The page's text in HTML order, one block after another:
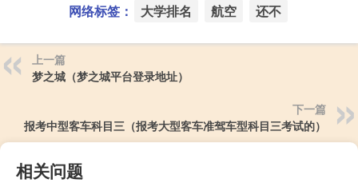
网络标签： 大学排名 航空 还不
上一篇
梦之城（梦之城平台登录地址）
下一篇
报考中型客车科目三（报考大型客车准驾车型科目三考试的）
相关问题